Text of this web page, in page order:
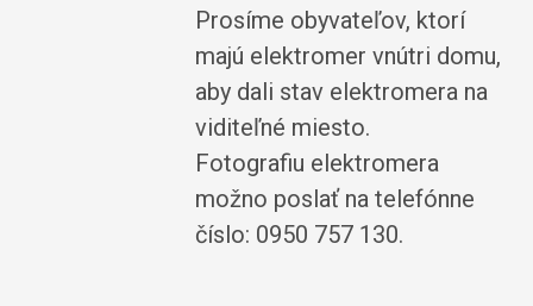
Prosíme obyvateľov, ktorí
majú elektromer vnútri domu,
aby dali stav elektromera na
viditeľné miesto.
Fotografiu elektromera
možno poslať na telefónne
číslo: 0950 757 130.